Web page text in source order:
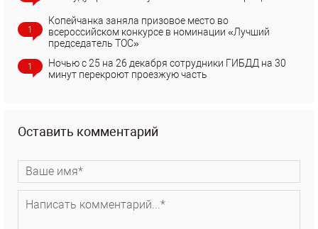
1
Копейчанка заняла призовое место во
всероссийском конкурсе в номинации «Лучший
председатель ТОС»
1
Ночью с 25 на 26 декабря сотрудники ГИБДД на 30
минут перекроют проезжую часть
Оставить комментарий